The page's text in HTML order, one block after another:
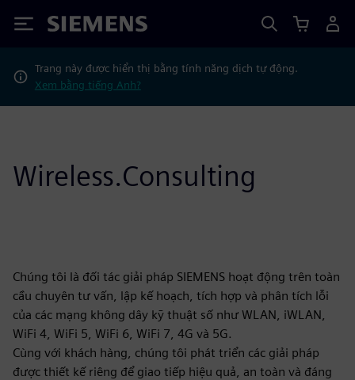
Siemens
Trang này được hiển thị bằng tính năng dịch tự động.
Xem bằng tiếng Anh?
Wireless.Consulting
Chúng tôi là đối tác giải pháp SIEMENS hoạt động trên toàn
cầu chuyên tư vấn, lập kế hoạch, tích hợp và phân tích lỗi
của các mạng không dây kỹ thuật số như WLAN, iWLAN,
WiFi 4, WiFi 5, WiFi 6, WiFi 7, 4G và 5G.
Cùng với khách hàng, chúng tôi phát triển các giải pháp
được thiết kế riêng để giao tiếp hiệu quả, an toàn và đáng